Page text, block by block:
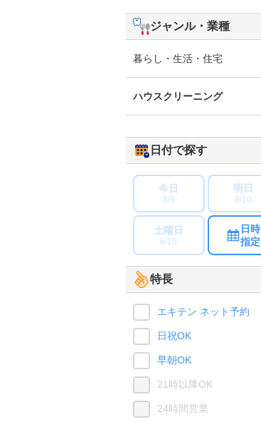
ジャンル・業種
暮らし・生活・住宅
ハウスクリーニング
日付で探す
今日
8/9
明日
8/10
土曜日
8/15
日時
指定
特長
エキテン ネット予約
日祝OK
早朝OK
21時以降OK
24時間営業